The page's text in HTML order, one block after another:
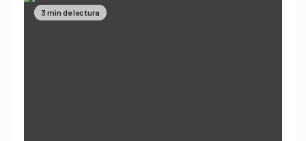
3 min de lectura